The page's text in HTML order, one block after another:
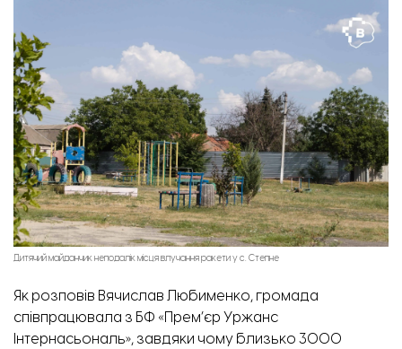
Зруйнований внаслідок російської ракетної атаки основний корпус Лежинської гімназії
Дитячий майданчик неподалік місця влучання ракети у с. Степне
Як розповів Вячислав Любименко, громада
співпрацювала з БФ «Прем’єр Уржанс
Інтернасьональ», завдяки чому близько 3000